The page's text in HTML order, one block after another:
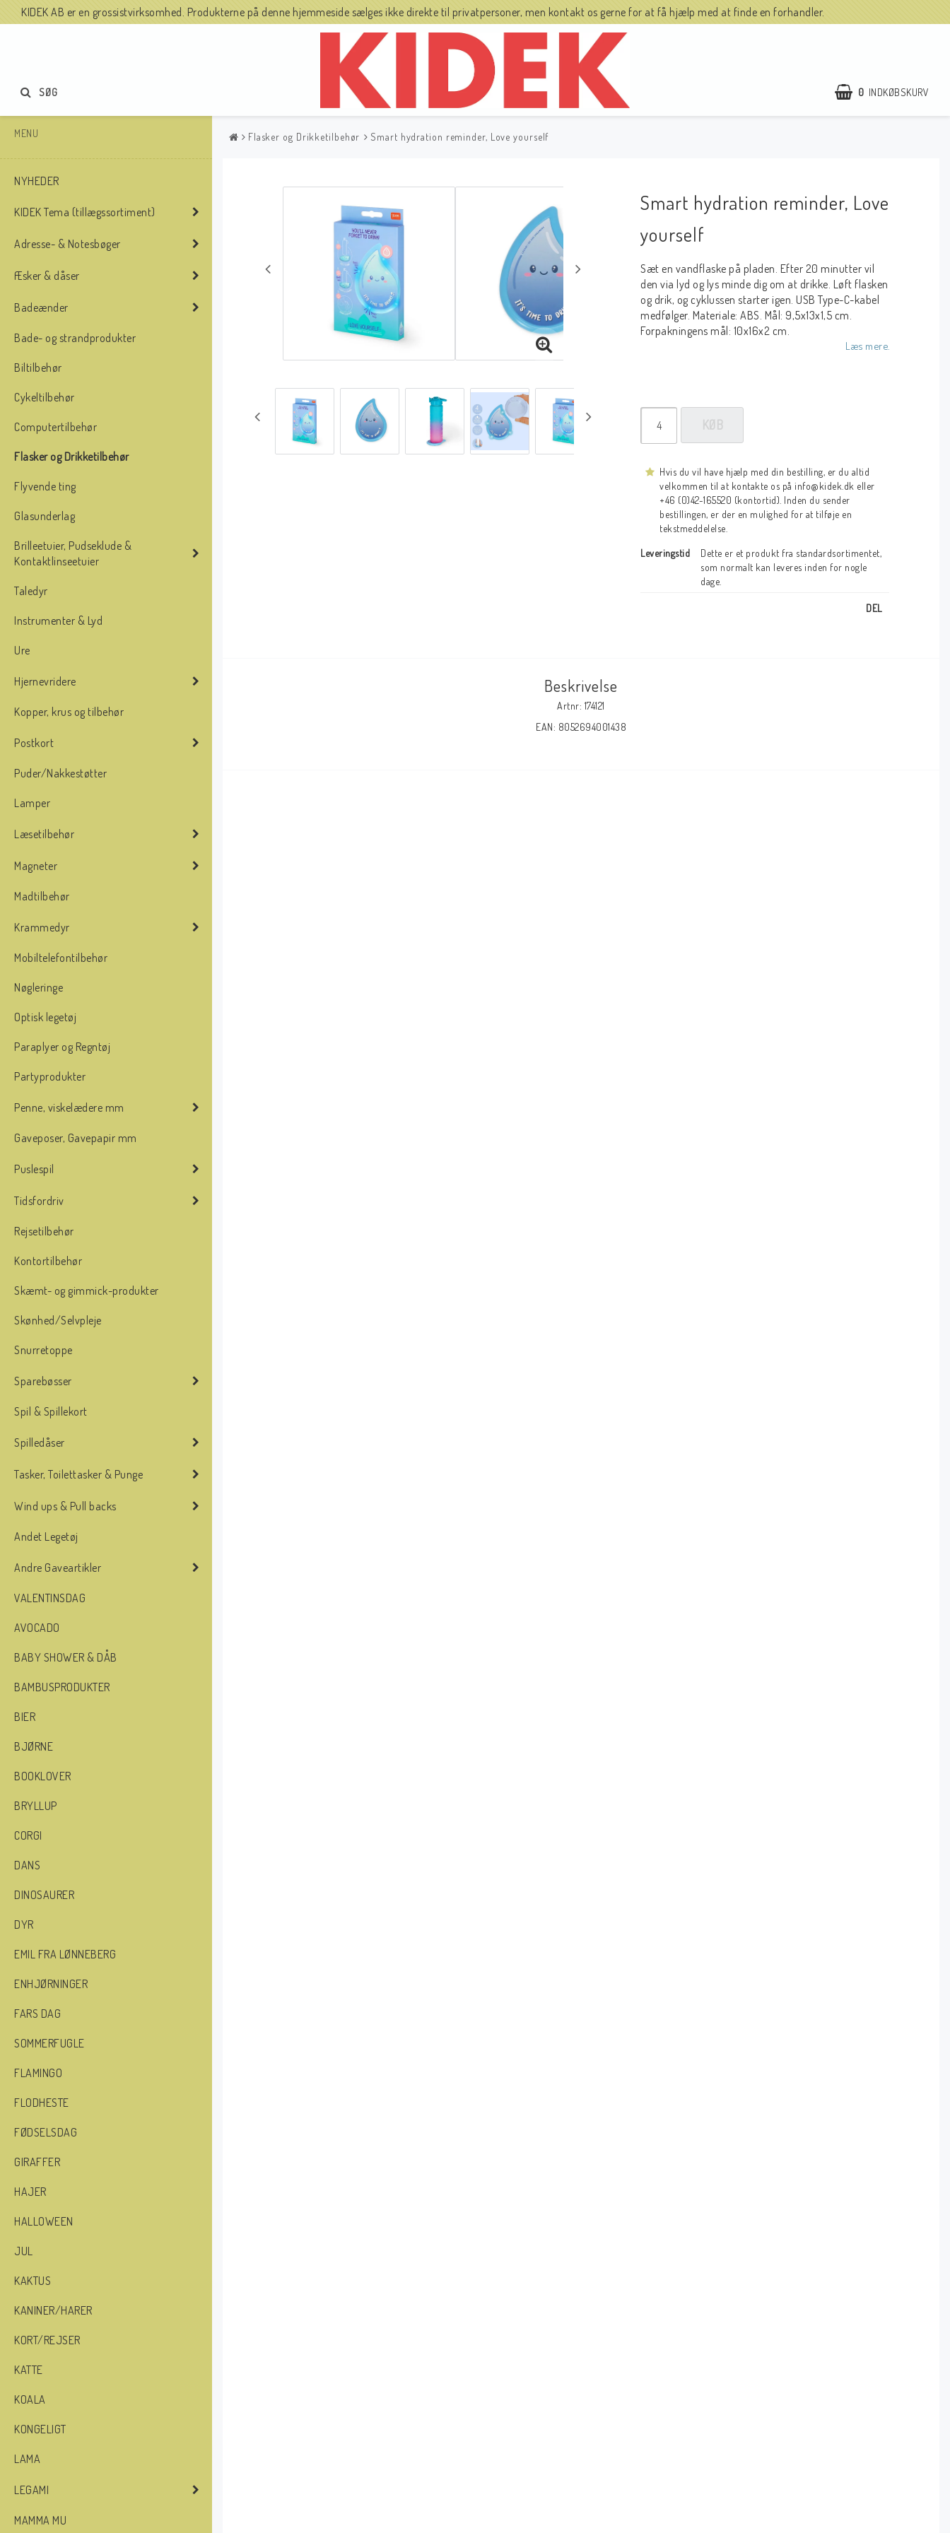
KIDEK AB er en grossistvirksomhed. Produkterne på denne hjemmeside sælges ikke direkte til privatpersoner, men kontakt os gerne for at få hjælp med at finde en forhandler.
0 INDKØBSKURV
SØG
MENU
NYHEDER
KIDEK Tema (tillægssortiment)
Adresse- & Notesbøger
Æsker & dåser
Badeænder
Bade- og strandprodukter
Biltilbehør
Cykeltilbehør
Computertilbehør
Flasker og Drikketilbehør
Flyvende ting
Glasunderlag
Brilleetuier, Pudseklude &
Kontaktlinseetuier
Taledyr
Instrumenter & Lyd
Ure
Hjernevridere
Kopper, krus og tilbehør
Postkort
Puder/Nakkestøtter
Lamper
Læsetilbehør
Magneter
Madtilbehør
Krammedyr
Mobiltelefontilbehør
Nøgleringe
Optisk legetøj
Paraplyer og Regntøj
Partyprodukter
Penne, viskelædere mm
Gaveposer, Gavepapir mm
Puslespil
Tidsfordriv
Rejsetilbehør
Kontortilbehør
Skæmt- og gimmick-produkter
Skønhed/Selvpleje
Snurretoppe
Sparebøsser
Spil & Spillekort
Spilledåser
Tasker, Toilettasker & Punge
Wind ups & Pull backs
Andet Legetøj
Andre Gaveartikler
VALENTINSDAG
AVOCADO
BABY SHOWER & DÅB
BAMBUSPRODUKTER
BIER
BJØRNE
BOOKLOVER
BRYLLUP
CORGI
DANS
DINOSAURER
DYR
EMIL FRA LØNNEBERG
ENHJØRNINGER
FARS DAG
SOMMERFUGLE
FLAMINGO
FLODHESTE
FØDSELSDAG
GIRAFFER
HAJER
HALLOWEEN
JUL
KAKTUS
KANINER/HARER
KORT/REJSER
KATTE
KOALA
KONGELIGT
LAMA
LEGAMI
MAMMA MU
Flasker og Drikketilbehør Smart hydration reminder, Love yourself
Smart hydration reminder, Love
yourself
Sæt en vandflaske på pladen. Efter 20 minutter vil
den via lyd og lys minde dig om at drikke. Løft flasken
og drik, og cyklussen starter igen. USB Type-C-kabel
medfølger. Materiale: ABS. Mål: 9,5x13x1,5 cm.
Forpakningens mål: 10x16x2 cm.
Læs mere.
KØB
Hvis du vil have hjælp med din bestilling, er du altid
velkommen til at kontakte os på info@kidek.dk eller
+46 (0)42-165520 (kontortid). Inden du sender
bestillingen, er der en mulighed for at tilføje en
tekstmeddelelse.
Leveringstid
Dette er et produkt fra standardsortimentet,
som normalt kan leveres inden for nogle
dage.
DEL
Beskrivelse
Artnr: 174121
EAN: 8052694001438